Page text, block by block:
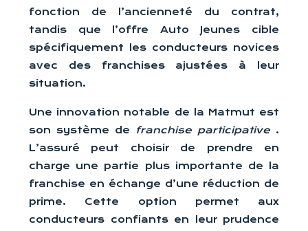
fonction de l’ancienneté du contrat,
tandis que l’offre Auto Jeunes cible
spécifiquement les conducteurs novices
avec des franchises ajustées à leur
situation.
Une innovation notable de la Matmut est
son système de
franchise participative .
L’assuré peut choisir de prendre en
charge une partie plus importante de la
franchise en échange d’une réduction de
prime. Cette option permet aux
conducteurs confiants en leur prudence